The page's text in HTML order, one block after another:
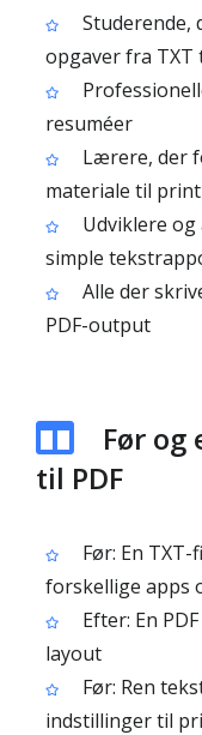
opgaver fra TXT
resuméer
Lærere, der
materiale til
Udviklere
simple
Alle der
PDF-output
Før
til PDF
Før: En
forskellige apps
Efter: En
layout
Før: Ren
indstillinger til